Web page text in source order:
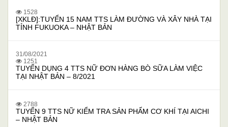
1528
[XKLĐ]:TUYỂN 15 NAM TTS LÀM ĐƯỜNG VÀ XÂY NHÀ TẠI
TỈNH FUKUOKA – NHẬT BẢN
31/08/2021
1251
TUYỂN DỤNG 4 TTS NỮ ĐƠN HÀNG BÒ SỮA LÀM VIỆC
TẠI NHẬT BẢN – 8/2021
2788
TUYỂN 9 TTS NỮ KIỂM TRA SẢN PHẨM CƠ KHÍ TẠI AICHI
– NHẬT BẢN